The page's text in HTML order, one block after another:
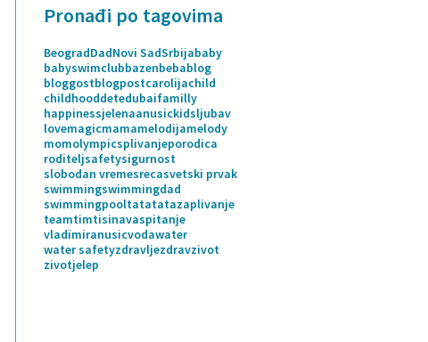
Pronađi po tagovima
BeogradDadNovi SadSrbijababy
babyswimclubbazenbebablog
bloggostblogpostcarolijachild
childhooddetedubaifamilly
happinessjelenaanusickidsljubav
lovemagicmamamelodijamelody
momolympicsplivanjeporodica
roditeljsafetysigurnost
slobodan vremesrecasvetski prvak
swimmingswimmingdad
swimmingpooltatatatazaplivanje
teamtimtisinavaspitanje
vladimiranusicvodawater
water safetyzdravljezdravzivot
zivotjelep